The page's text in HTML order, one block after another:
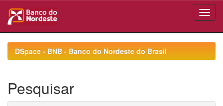
navigationDSpace - BNB - Banco do Nordeste do Brasil
Pesquisar